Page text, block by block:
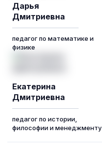
Дарья
Дмитриевна
педагог по математике и
физике
Екатерина
Дмитриевна
педагог по истории,
философии и менеджменту